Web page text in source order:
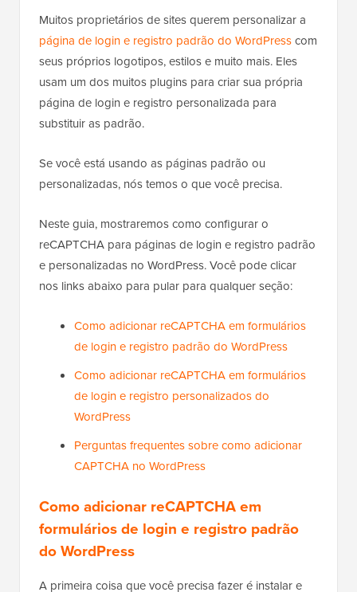
Muitos proprietários de sites querem personalizar a
página de login e registro padrão do WordPresscom
seus próprios logotipos, estilos e muito mais. Eles
usam um dos muitos plugins para criar sua própria
página de login e registro personalizada para
substituir as padrão.
Se você está usando as páginas padrão ou
personalizadas, nós temos o que você precisa.
Neste guia, mostraremos como configurar o
reCAPTCHA para páginas de login e registro padrão
e personalizadas no WordPress. Você pode clicar
nos links abaixo para pular para qualquer seção:
Como adicionar reCAPTCHA em formulários
de login e registro padrão do WordPress
Como adicionar reCAPTCHA em formulários
de login e registro personalizados do
WordPress
Perguntas frequentes sobre como adicionar
CAPTCHA no WordPress
Como adicionar reCAPTCHA em
formulários de login e registro padrão
do WordPress
A primeira coisa que você precisa fazer é instalar e